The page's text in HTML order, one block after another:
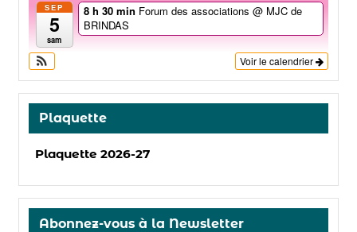
SEP
5
sam
8 h 30 min Forum des associations @ MJC de
BRINDAS
Voir le calendrier
Plaquette
Plaquette 2026-27
Abonnez-vous à la Newsletter